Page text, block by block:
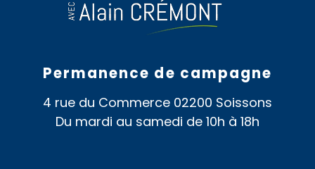
Permanence de campagne
4 rue du Commerce 02200 Soissons
Du mardi au samedi de 10h à 18h